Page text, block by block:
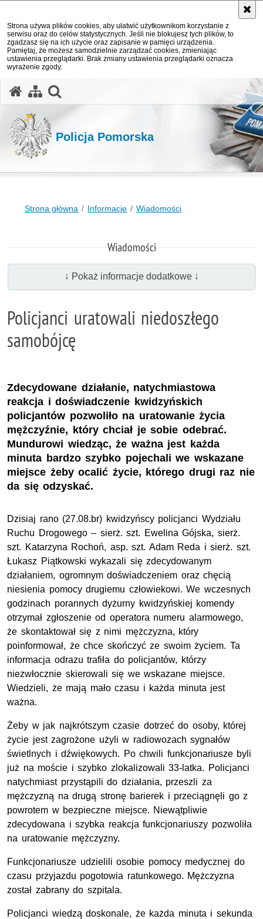
Strona używa plików cookies, aby ułatwić użytkownikom korzystanie z
serwisu oraz do celów statystycznych. Jeśli nie blokujesz tych plików, to
zgadzasz się na ich użycie oraz zapisanie w pamięci urządzenia.
Pamiętaj, że możesz samodzielnie zarządzać cookies, zmieniając
ustawienia przeglądarki. Brak zmiany ustawienia przeglądarki oznacza
wyrażenie zgody.
Policja Pomorska
Strona główna Informacje Wiadomości
Wiadomości
↓ Pokaż informacje dodatkowe ↓
Policjanci uratowali niedoszłego
samobójcę
Zdecydowane działanie, natychmiastowa
reakcja i doświadczenie kwidzyńskich
policjantów pozwoliło na uratowanie życia
mężczyźnie, który chciał je sobie odebrać.
Mundurowi wiedząc, że ważna jest każda
minuta bardzo szybko pojechali we wskazane
miejsce żeby ocalić życie, którego drugi raz nie
da się odzyskać.
Dzisiaj rano (27.08.br) kwidzyńscy policjanci Wydziału
Ruchu Drogowego – sierż. szt. Ewelina Gójska, sierż.
szt. Katarzyna Rochoń, asp. szt. Adam Reda i sierż. szt.
Łukasz Piątkowski wykazali się zdecydowanym
działaniem, ogromnym doświadczeniem oraz chęcią
niesienia pomocy drugiemu człowiekowi. We wczesnych
godzinach porannych dyżurny kwidzyńskiej komendy
otrzymał zgłoszenie od operatora numeru alarmowego,
że skontaktował się z nimi mężczyzna, który
poinformował, że chce skończyć ze swoim życiem. Ta
informacja odrazu trafiła do policjantów, którzy
niezwłocznie skierowali się we wskazane miejsce.
Wiedzieli, że mają mało czasu i każda minuta jest
ważna.
Żeby w jak najkrótszym czasie dotrzeć do osoby, której
życie jest zagrożone użyli w radiowozach sygnałów
świetlnych i dźwiękowych. Po chwili funkcjonariusze byli
już na moście i szybko zlokalizowali 33-latka. Policjanci
natychmiast przystąpili do działania, przeszli za
mężczyzną na drugą stronę barierek i przeciągnęli go z
powrotem w bezpieczne miejsce. Niewątpliwie
zdecydowana i szybka reakcja funkcjonariuszy pozwoliła
na uratowanie mężczyzny.
Funkcjonariusze udzielili osobie pomocy medycznej do
czasu przyjazdu pogotowia ratunkowego. Mężczyzna
został zabrany do szpitala.
Policjanci wiedzą doskonale, że każda minuta i sekunda